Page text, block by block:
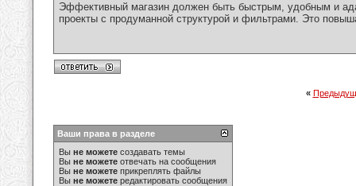
Эффективный магазин должен быть быстрым, удобным и
проекты с продуманной структурой и фильтрами. Это
«
Ваши права в разделе
Вы не можете создавать темы
Вы не можете отвечать на сообщения
Вы не можете прикреплять файлы
Вы не можете редактировать сообщения